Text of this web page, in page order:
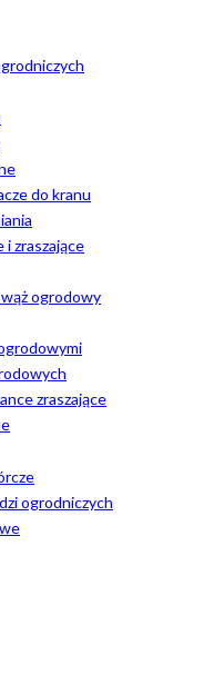
do kranu
i zraszające
ogrodowy
zraszające
ogrodniczych